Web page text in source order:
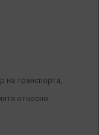
на транспорта,
относно